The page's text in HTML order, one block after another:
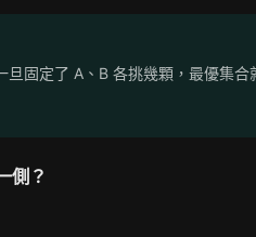
旦固定了 A、B 各挑幾顆，最優集
側？